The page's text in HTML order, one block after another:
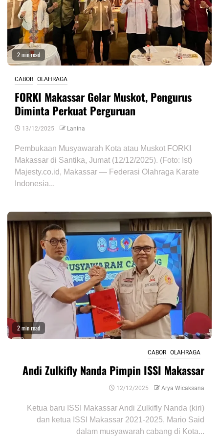
2 min read
CABOR OLAHRAGA
FORKI Makassar Gelar Muskot, Pengurus
Diminta Perkuat Perguruan
13/12/2025 Lanina
Pembukaan Musyawarah Kota atau Muskot FORKI
Makassar di Santika, Jumat (12/12/2025). (Foto: Ist)
Majesty.co.id, Makassar — Federasi Olahraga Karate
Indonesia...
2 min read
CABOR OLAHRAGA
Andi Zulkifly Nanda Pimpin ISSI Makassar
12/12/2025 Arya Wicaksana
Ketua baru ISSI Makassar Andi Zulkifly Nanda (kiri)
dan ketua ISSI Makassar 2021-2025, Mario Said
dalam musyawarah cabang di Kota...